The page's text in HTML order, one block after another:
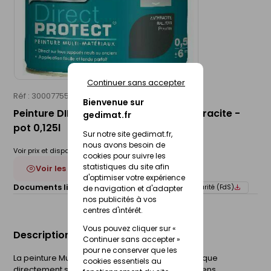
Bienvenue sur
gedimat.fr
Sur notre site gedimat.fr,
nous avons besoin de
cookies pour suivre les
statistiques du site afin
d'optimiser votre expérience
de navigation et d'adapter
nos publicités à vos
centres d'intérêt.
Vous pouvez cliquer sur «
Continuer sans accepter »
pour ne conserver que les
cookies essentiels au
Continuer sans accepter
Réf : 30007755 V33
Peinture DIRECT PROTECT poudré anthracite -
pot 0,125l
Voir prix et disponibilité en magasin
Voir les 11 déclinaisons
Documents liés :
Fiche technique Fiche de sécurité (FdS)
Description du produit
La peinture Multi-Matériaux Direct Protect s'applique